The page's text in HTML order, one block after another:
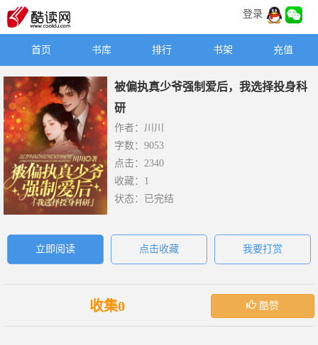
登录
首页 书库 排行 书架 充值
被偏执真少爷强制爱后，我选择投身科
研
作者：川川
字数：9053
点击：2340
收藏：1
状态：已完结
立即阅读 点击收藏 我要打赏
收集0 酷赞